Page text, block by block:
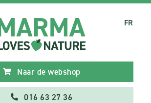
Naar de webshop
016 63 27 36
FR